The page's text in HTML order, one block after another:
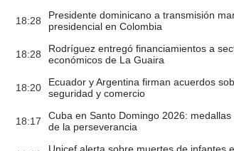
18:28
Presidente dominicano a transmisión
presidencial en Colombia
18:28
Rodríguez entregó financiamientos a
económicos de La Guaira
18:20
Ecuador y Argentina firman acuerdos
seguridad y comercio
18:17
Cuba en Santo Domingo 2026: medallas
de la perseverancia